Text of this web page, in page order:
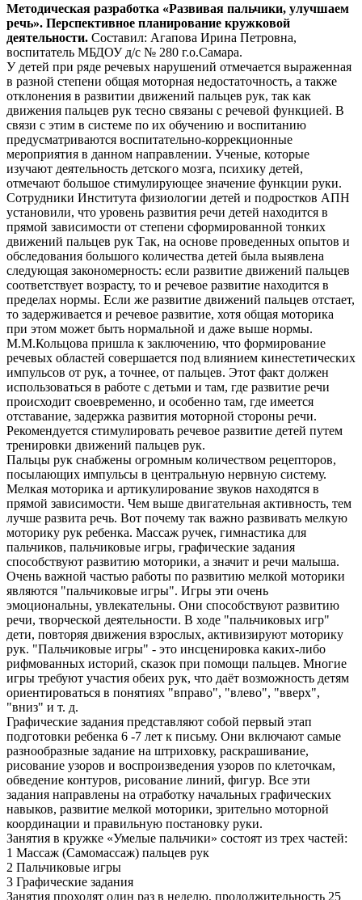
Методическая разработка «Развивая пальчики, улучшаем
речь». Перспективное планирование кружковой
деятельности. Составил: Агапова Ирина Петровна,
воспитатель МБДОУ д/с № 280 г.о.Самара.
У детей при ряде речевых нарушений отмечается выраженная
в разной степени общая моторная недостаточность, а также
отклонения в развитии движений пальцев рук, так как
движения пальцев рук тесно связаны с речевой функцией. В
связи с этим в системе по их обучению и воспитанию
предусматриваются воспитательно-коррекционные
мероприятия в данном направлении. Ученые, которые
изучают деятельность детского мозга, психику детей,
отмечают большое стимулирующее значение функции руки.
Сотрудники Института физиологии детей и подростков АПН
установили, что уровень развития речи детей находится в
прямой зависимости от степени сформированной тонких
движений пальцев рук Так, на основе проведенных опытов и
обследования большого количества детей была выявлена
следующая закономерность: если развитие движений пальцев
соответствует возрасту, то и речевое развитие находится в
пределах нормы. Если же развитие движений пальцев отстает,
то задерживается и речевое развитие, хотя общая моторика
при этом может быть нормальной и даже выше нормы.
М.М.Кольцова пришла к заключению, что формирование
речевых областей совершается под влиянием кинестетических
импульсов от рук, а точнее, от пальцев. Этот факт должен
использоваться в работе с детьми и там, где развитие речи
происходит своевременно, и особенно там, где имеется
отставание, задержка развития моторной стороны речи.
Рекомендуется стимулировать речевое развитие детей путем
тренировки движений пальцев рук.
Пальцы рук снабжены огромным количеством рецепторов,
посылающих импульсы в центральную нервную систему.
Мелкая моторика и артикулирование звуков находятся в
прямой зависимости. Чем выше двигательная активность, тем
лучше развита речь. Вот почему так важно развивать мелкую
моторику рук ребенка. Массаж ручек, гимнастика для
пальчиков, пальчиковые игры, графические задания
способствуют развитию моторики, а значит и речи малыша.
Очень важной частью работы по развитию мелкой моторики
являются "пальчиковые игры". Игры эти очень
эмоциональны, увлекательны. Они способствуют развитию
речи, творческой деятельности. В ходе "пальчиковых игр"
дети, повторяя движения взрослых, активизируют моторику
рук. "Пальчиковые игры" - это инсценировка каких-либо
рифмованных историй, сказок при помощи пальцев. Многие
игры требуют участия обеих рук, что даёт возможность детям
ориентироваться в понятиях "вправо", "влево", "вверх",
"вниз" и т. д.
Графические задания представляют собой первый этап
подготовки ребенка 6 -7 лет к письму. Они включают самые
разнообразные задание на штриховку, раскрашивание,
рисование узоров и воспроизведения узоров по клеточкам,
обведение контуров, рисование линий, фигур. Все эти
задания направлены на отработку начальных графических
навыков, развитие мелкой моторики, зрительно моторной
координации и правильную постановку руки.
Занятия в кружке «Умелые пальчики» состоят из трех частей:
1 Массаж (Самомассаж) пальцев рук
2 Пальчиковые игры
3 Графические задания
Занятия проходят один раз в неделю, продолжительность 25